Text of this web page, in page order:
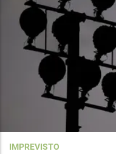
IMPREVISTO